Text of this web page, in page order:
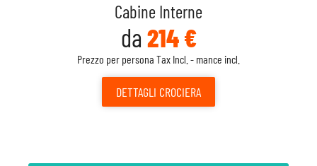
Cabine Interne
da 214 €
Prezzo per persona Tax Incl. - mance incl.
DETTAGLI CROCIERA